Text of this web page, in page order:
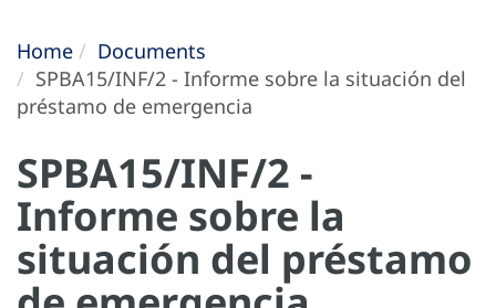
Home
Documents
SPBA15/INF/2 - Informe sobre la situación del
préstamo de emergencia
SPBA15/INF/2 -
Informe sobre la
situación del préstamo